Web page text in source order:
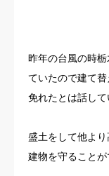
昨年の台風の時
ていたので建て
免れたとは話して
盛土をして他よ
建物を守ることが